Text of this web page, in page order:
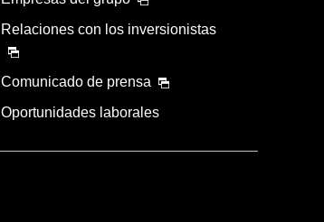
Relaciones con los inversionistas
Comunicado de prensa
Oportunidades laborales